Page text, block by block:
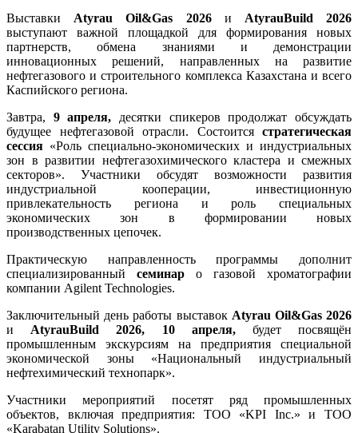
Выставки Atyrau Oil&Gas 2026и AtyrauBuild 2026
выступают важной площадкой для формирования новых
партнерств, обмена знаниями и демонстрации
инновационных решений, направленных на развитие
нефтегазового и строительного комплекса Казахстана и всего
Каспийского региона.
Завтра, 9 апреля, десятки спикеров продолжат обсуждать
будущее нефтегазовой отрасли. Состоится стратегическая
сессия «Роль специально-экономических и индустриальных
зон в развитии нефтегазохимического кластера и смежных
секторов». Участники обсудят возможности развития
индустриальной кооперации, инвестиционную
привлекательность региона и роль специальных
экономических зон в формировании новых
производственных цепочек.
Практическую направленность программы дополнит
специализированный семинар о газовой хроматографии
компании Agilent Technologies.
Заключительный день работы выставокAtyrau Oil&Gas 2026
и AtyrauBuild 2026, 10 апреля, будет посвящён
промышленным экскурсиям на предприятия специальной
экономической зоны «Национальный индустриальный
нефтехимический технопарк».
Участники мероприятий посетят ряд промышленных
объектов, включая предприятия: ТОО «KPI Inc.» и ТОО
«Karabatan Utility Solutions».